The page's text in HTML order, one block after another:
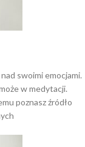
swoimi emocjami.
w medytacji.
poznasz źródło